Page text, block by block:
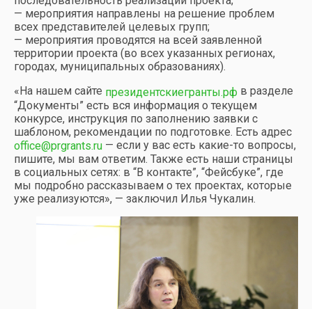
— мероприятия направлены на решение проблем
всех представителей целевых групп;
— мероприятия проводятся на всей заявленной
территории проекта (во всех указанных регионах,
городах, муниципальных образованиях).
«На нашем сайте президентскиегранты.рф в разделе
“Документы” есть вся информация о текущем
конкурсе, инструкция по заполнению заявки с
шаблоном, рекомендации по подготовке. Есть адрес
office@prgrants.ru — если у вас есть какие-то вопросы,
пишите, мы вам ответим. Также есть наши страницы
в социальных сетях: в “В контакте”, “Фейсбуке”, где
мы подробно рассказываем о тех проектах, которые
уже реализуются», — заключил Илья Чукалин.